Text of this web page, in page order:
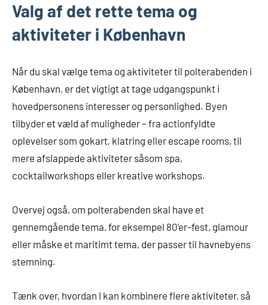
Valg af det rette tema og
aktiviteter i København
Når du skal vælge tema og aktiviteter til polterabenden i
København, er det vigtigt at tage udgangspunkt i
hovedpersonens interesser og personlighed. Byen
tilbyder et væld af muligheder – fra actionfyldte
oplevelser som gokart, klatring eller escape rooms, til
mere afslappede aktiviteter såsom spa,
cocktailworkshops eller kreative workshops.
Overvej også, om polterabenden skal have et
gennemgående tema, for eksempel 80’er-fest, glamour
eller måske et maritimt tema, der passer til havnebyens
stemning.
Tænk over, hvordan I kan kombinere flere aktiviteter, så